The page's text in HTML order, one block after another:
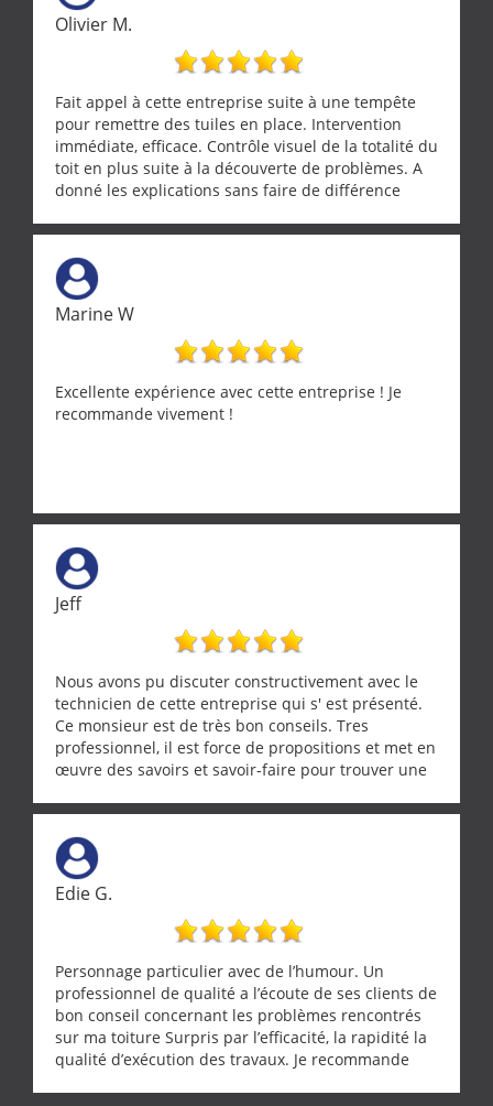
Olivier M.
Fait appel à cette entreprise suite à une tempête
pour remettre des tuiles en place. Intervention
immédiate, efficace. Contrôle visuel de la totalité du
toit en plus suite à la découverte de problèmes. A
donné les explications sans faire de différence
Marine W
Excellente expérience avec cette entreprise ! Je
recommande vivement !
Jeff
Nous avons pu discuter constructivement avec le
technicien de cette entreprise qui s' est présenté.
Ce monsieur est de très bon conseils. Tres
professionnel, il est force de propositions et met en
œuvre des savoirs et savoir-faire pour trouver une
demande de l écoute et de la considération, ce qui
ne se trouve que chez les pationnés de leur métier.
Merci a ce monsieur pour sa disponibilité
Edie G.
Personnage particulier avec de l’humour. Un
professionnel de qualité a l’écoute de ses clients de
bon conseil concernant les problèmes rencontrés
sur ma toiture Surpris par l’efficacité, la rapidité la
qualité d’exécution des travaux. Je recommande